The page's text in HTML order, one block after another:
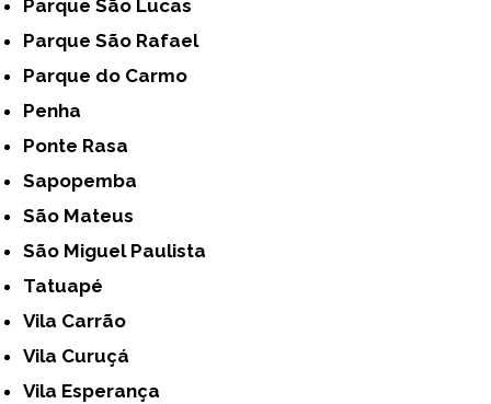
Parque São Lucas
Parque São Rafael
Parque do Carmo
Penha
Ponte Rasa
Sapopemba
São Mateus
São Miguel Paulista
Tatuapé
Vila Carrão
Vila Curuçá
Vila Esperança